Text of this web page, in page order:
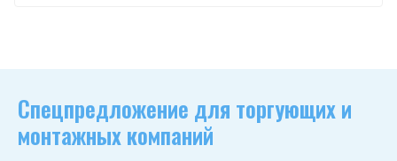
Спецпредложение для торгующих и
монтажных компаний